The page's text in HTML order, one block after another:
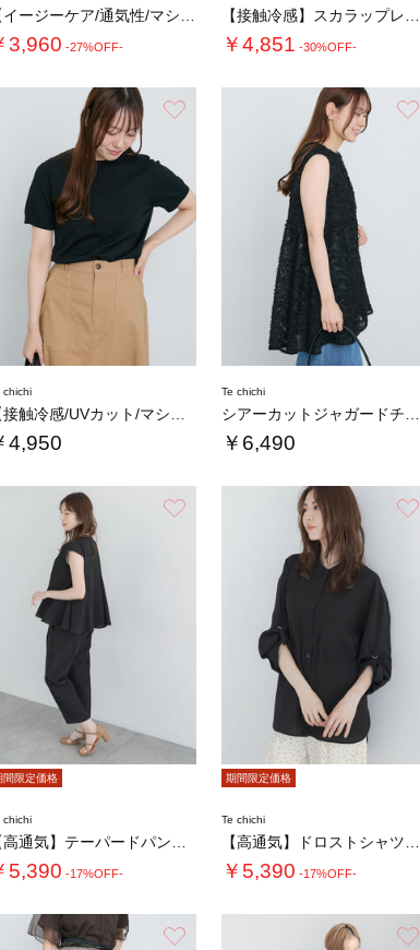
3,960 -27%OFF- ￥4,851 -30%OFF-
chichi
4,950
Te chichi
￥6,490
間限定価格
chichi
5,390 -17%OFF-
期間限定価格
Te chichi
￥5,390 -17%OFF-